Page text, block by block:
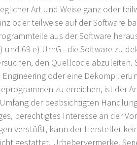
Art und Weise ganz oder
oder teilweise auf der Software
aus der Software
69 e) UrhG –die Software zu
den Quellcode
oder eine
zu erreichen, ist der
der beabsichtigten
berechtigtes Interesse an der
verstößt, kann der Hersteller
gestattet, Urhebervermerke,